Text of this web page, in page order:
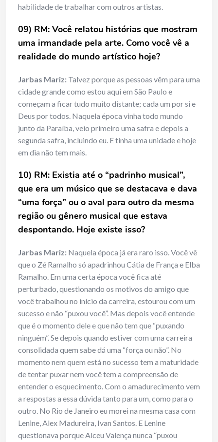
habilidade de trabalhar com outros artistas.
09) RM: Você relatou histórias que mostram
uma irmandade pela arte. Como você vê a
realidade do mundo artístico hoje?
Jarbas Mariz: Talvez porque as pessoas vêm para uma
cidade grande como estou aqui em São Paulo e
começam a ficar tudo muito distante; cada um por si e
Deus por todos. Naquela época vinha todo mundo
junto da Paraíba, veio primeiro uma safra e depois a
segunda safra, incluindo eu. E tinha uma unidade e hoje
em dia não tem mais.
10) RM: Existia até o “padrinho musical”,
que era um músico que se destacava e dava
“uma força” ou o aval para outro da mesma
região ou gênero musical que estava
despontando. Hoje existe isso?
Jarbas Mariz: Naquela época já era raro isso. Você vê
que o Zé Ramalho só apadrinhou Cátia de França e Elba
Ramalho. Em uma certa época você fica até
perturbado, questionando os motivos do amigo que
você trabalhou no início da carreira, estourou com um
sucesso e não “puxou você”. Mas depois você entende
que é o momento dele e que não tem que “puxando
ninguém”. Se depois quando estiver com uma carreira
consolidada quem sabe dá uma “força ou não”. No
momento nem quem está no sucesso tem a maturidade
de tentar puxar nem você tem a compreensão de
entender o esquecimento. Com o amadurecimento vem
a respostas a essa dúvida tanto para um, como para o
outro. No Rio de Janeiro eu morei na mesma casa com
Lenine, Alex Madureira, Ivan Santos. E Lenine
questionava porque Alceu Valença nunca “puxou